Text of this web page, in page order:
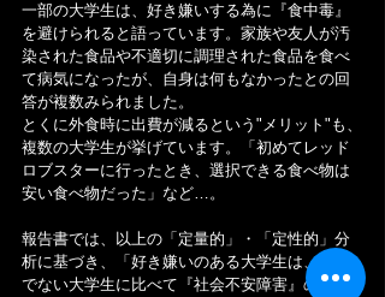
一部の大学生は、好き嫌いする為に『食中毒』
を避けられると語っています。家族や友人が汚
染された食品や不適切に調理された食品を食べ
て病気になったが、自身は何もなかったとの回
答が複数みられました。
とくに外食時に出費が減るという"メリット"も、
複数の大学生が挙げています。「初めてレッド
ロブスターに行ったとき、選択できる食べ物は
安い食べ物だった」など…。
報告書では、以上の「定量的」・「定性的」分
析に基づき、「好き嫌いのある大学生は、そう
でない大学生に比べて『社会不安障害』のレベ